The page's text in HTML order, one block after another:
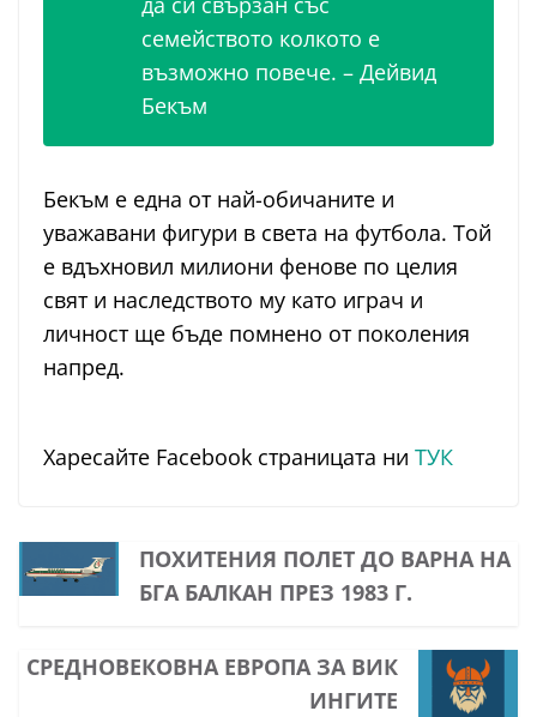
семейството колкото е
възможно повече. – Дейвид
Бекъм
Бекъм е една от най-обичаните и
уважавани фигури в света на футбола. Той
е вдъхновил милиони фенове по целия
свят и наследството му като играч и
личност ще бъде помнено от поколения
напред.
Харесайте Facebook страницата ни ТУК
ПОХИТЕНИЯ ПОЛЕТ ДО ВАРНА НА
БГА БАЛКАН ПРЕЗ 1983 Г.
СРЕДНОВЕКОВНА ЕВРОПА ЗА ВИК
ИНГИТЕ